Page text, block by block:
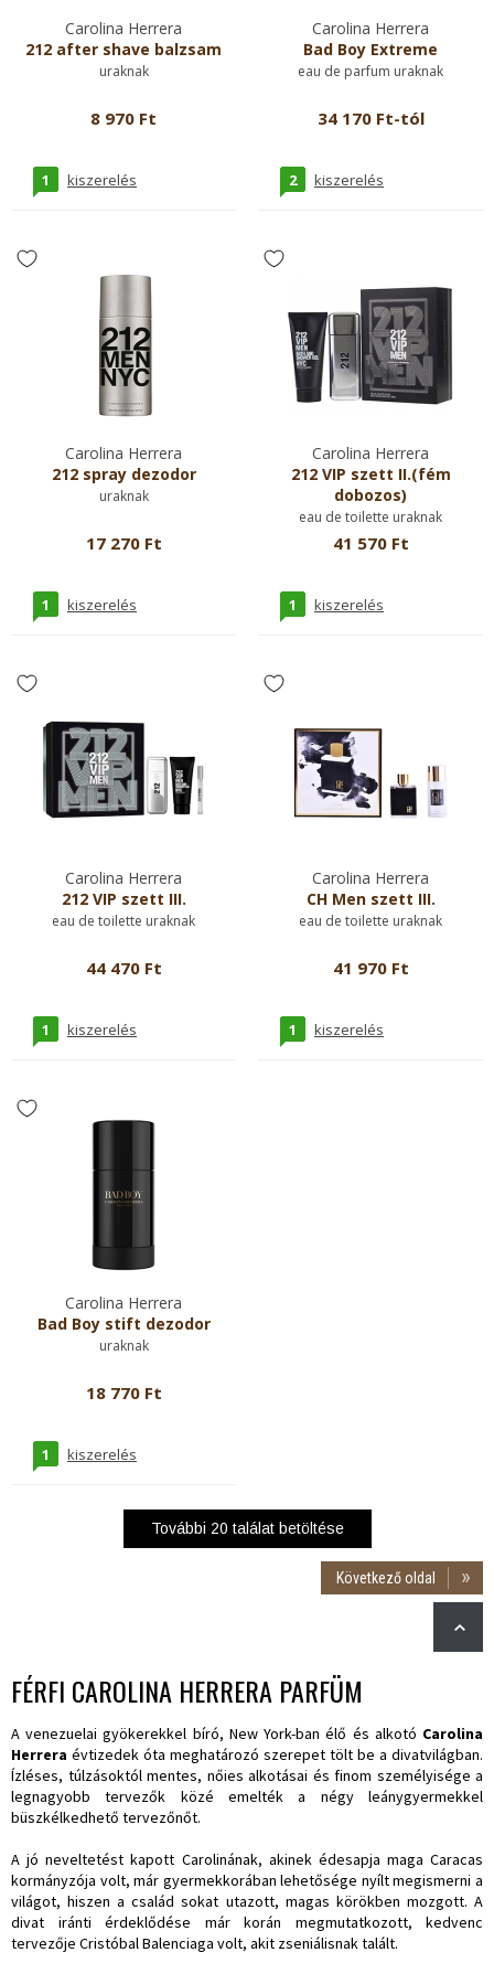
Carolina Herrera
212 after shave balzsam
uraknak
8 970 Ft
1 kiszerelés
Carolina Herrera
Bad Boy Extreme
eau de parfum uraknak
34 170 Ft-tól
2 kiszerelés
Carolina Herrera
212 spray dezodor
uraknak
17 270 Ft
1 kiszerelés
Carolina Herrera
212 VIP szett II.(fém
dobozos)
eau de toilette uraknak
41 570 Ft
1 kiszerelés
Carolina Herrera
212 VIP szett III.
eau de toilette uraknak
44 470 Ft
1 kiszerelés
Carolina Herrera
CH Men szett III.
eau de toilette uraknak
41 970 Ft
1 kiszerelés
Carolina Herrera
Bad Boy stift dezodor
uraknak
18 770 Ft
1 kiszerelés
További 20 találat betöltése
Következő oldal
FÉRFI CAROLINA HERRERA PARFÜM
A venezuelai gyökerekkel bíró, New York-ban élő és alkotó Carolina
Herrera évtizedek óta meghatározó szerepet tölt be a divatvilágban.
Ízléses, túlzásoktól mentes, nőies alkotásai és finom személyisége a
legnagyobb tervezők közé emelték a négy leánygyermekkel
büszkélkedhető tervezőnőt.
A jó neveltetést kapott Carolinának, akinek édesapja maga Caracas
kormányzója volt, már gyermekkorában lehetősége nyílt megismerni a
világot, hiszen a család sokat utazott, magas körökben mozgott. A
divat iránti érdeklődése már korán megmutatkozott, kedvenc
tervezője Cristóbal Balenciaga volt, akit zseniálisnak talált.